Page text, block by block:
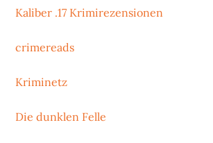
Kaliber .17 Krimirezensionen
crimereads
Kriminetz
Die dunklen Felle